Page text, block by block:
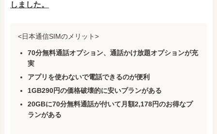
しました。
<日本通信SIMのメリット>
70分無料通話オプション、通話かけ放題オプションが充
実
アプリを使わないで電話できるのが便利
1GB290円の価格破壊的に安いプランがある
20GBに70分無料通話が付いて月額2,178円のお得なプ
ランがある